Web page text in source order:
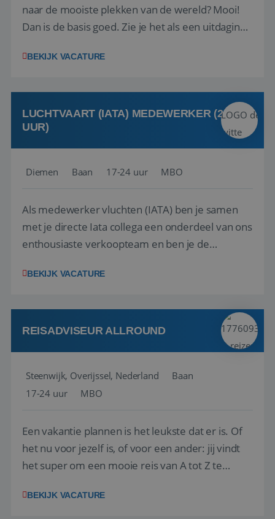
naar de mooiste plekken van de wereld? Mooi!
Dan is de basis goed. Zie je het als een uitdaging
het samenstellen en boeken van de perfecte
deze onderdelen zijn nu samen gevoegd...
BEKIJK VACATURE
LUCHTVAART (IATA) MEDEWERKER (24-32
UUR)
Diemen Baan 17-24 uur MBO
Als medewerker vluchten (IATA) ben je samen
met je directe Iata collega een onderdeel van ons
enthousiaste verkoopteam en ben je de
en tarieven waar je collega’s niet uitkomen.
kwaliteitsbewaking van alles wat met IATA te m...
BEKIJK VACATURE
REISADVISEUR ALLROUND
Steenwijk, Overijssel, Nederland
Baan
17-24 uur
MBO
Een vakantie plannen is het leukste dat er is. Of
het nu voor jezelf is, of voor een ander: jij vindt
het super om een mooie reis van A tot Z te
vakantiegangers de meest prachtige plekjes op
BEKIJK VACATURE